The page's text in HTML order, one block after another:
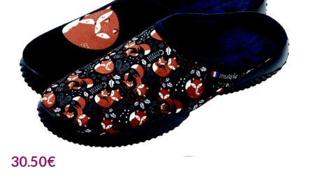
30.50€